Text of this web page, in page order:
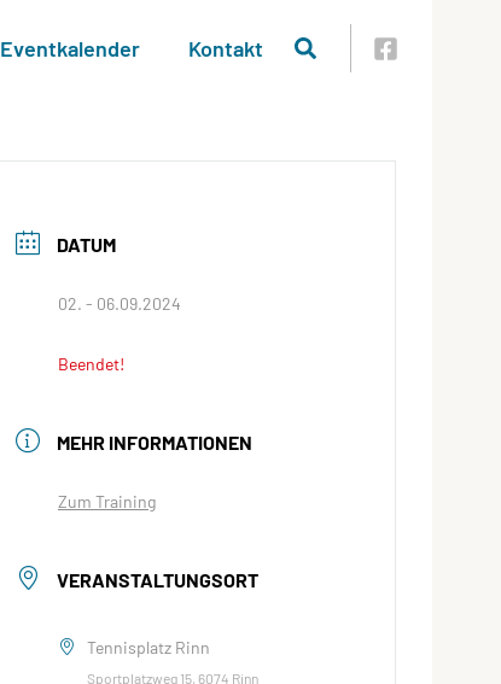
Eventkalender Kontakt
DATUM
02. - 06.09.2024
Beendet!
MEHR INFORMATIONEN
Zum Training
VERANSTALTUNGSORT
Tennisplatz Rinn
Sportplatzweg 15, 6074 Rinn